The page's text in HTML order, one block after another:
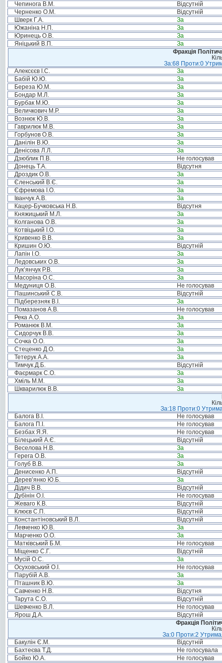
Чепинога В.М.
Відсутній
Черненко О.М.
Відсутній
Шверк Г.А.
За
Южаніна Н.П.
За
Юринець О.В.
За
Яніцький В.П.
За
Фракція
За:68 Проти:0
Алексєєв І.С.
За
Бабій Ю.Ю.
За
Береза Ю.М.
За
Бондар М.Л.
За
Бурбак М.Ю.
За
Величкович М.Р.
За
Вознюк Ю.В.
За
Гаврилюк М.В.
За
Горбунов О.В.
За
Данілін В.Ю.
За
Денісова Л.Л.
За
Дзюблик П.В.
Не голосував
Донець Т.А.
Відсутня
Дроздик О.В.
За
Єленський В.Є.
За
Єфремова І.О.
За
Іванчук А.В.
За
Кацер-Бучковська Н.В.
Відсутня
Княжицький М.Л.
За
Колганова О.В.
За
Котвіцький І.О.
За
Кривенко В.В.
За
Кришин О.Ю.
Відсутній
Лапін І.О.
За
Ледовських О.В.
За
Лук’янчук Р.В.
За
Масоріна О.С.
За
Медуниця О.В.
Не голосував
Пашинський С.В.
Відсутній
Підберезняк В.І.
За
Помазанов А.В.
Не голосував
Река А.О.
За
Романюк В.М.
За
Сидорчук В.В.
За
Сочка О.О.
За
Стеценко Д.О.
За
Тетерук А.А.
За
Тимчук Д.Б.
Відсутній
Фаєрмарк С.О.
За
Хміль М.М.
За
Шкварилюк В.В.
За
За:18 Проти:0
Балога В.І.
Не голосував
Балога П.І.
Не голосував
Безбах Я.Я.
Не голосував
Білецький А.Є.
Відсутній
Веселова Н.В.
За
Герега О.В.
За
Голуб В.В.
За
Денисенко А.П.
Відсутній
Дерев’янко Ю.Б.
За
Дідич В.В.
Відсутній
Дубінін О.І.
Не голосував
Жеваго К.В.
Відсутній
Клюєв С.П.
Відсутній
Константіновський В.Л.
Відсутній
Левченко Ю.В.
За
Марченко О.О.
За
Матківський Б.М.
Не голосував
Міщенко С.Г.
Відсутній
Мусій О.С.
За
Осуховський О.І.
Не голосував
Парубій А.В.
За
Пташник В.Ю.
За
Савченко Н.В.
Відсутня
Тарута С.О.
Відсутній
Шевченко В.Л.
Не голосував
Ярош Д.А.
Відсутній
Фракція
За:0 Проти:2
Бакулін Є.М.
Відсутній
Бахтеєва Т.Д.
Не голосувала
Бойко Ю.А.
Не голосував